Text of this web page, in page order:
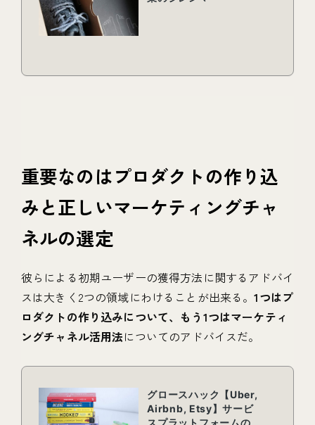
重要なのはプロダクトの作り込
みと正しいマーケティングチャ
ネルの選定
彼らによる初期ユーザーの獲得方法に関するアドバイ
スは大きく2つの領域にわけることが出来る。1つはプ
ロダクトの作り込みについて、もう1つはマーケティ
ングチャネル活用法についてのアドバイスだ。